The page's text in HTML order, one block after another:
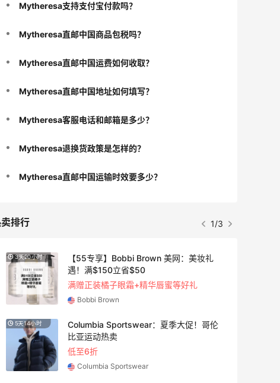
Mytheresa支持支付宝付款吗？
Mytheresa直邮中国商品包税吗？
Mytheresa直邮中国运费如何收取？
Mytheresa直邮中国地址如何填写？
Mytheresa客服电话和邮箱是多少？
Mytheresa退换货政策是怎样的？
Mytheresa直邮中国运输时效要多少？
排行 1/3
3天20小时
【55专享】Bobbi Brown 美网：美妆礼
遇！满$150立省$50
满赠正装橘子眼霜+精华唇蜜等好礼
Bobbi Brown
5天14小时
Columbia Sportswear：夏季大促！哥伦
比亚运动热卖
低至6折
Columbia Sportswear